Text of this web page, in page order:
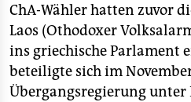
ChA-Wähler hatten zuvor
Laos (Othodoxer
ins griechische Parlament
beteiligte sich im
Übergangsregierung unter